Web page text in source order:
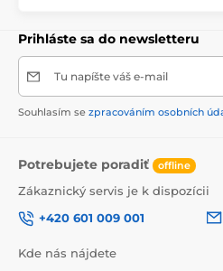
Prihláste sa do newsletteru
Tu napíšte váš e-mail
Souhlasím se zpracováním osobních
Potrebujete poradiť offline
Zákaznický servis je k dispozícii
+420 601 009 001
Kde nás nájdete